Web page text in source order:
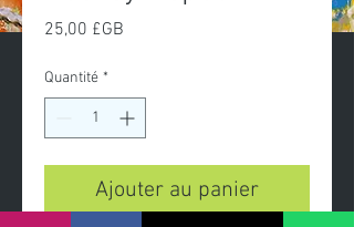
25,00 £GB
Quantité *
Ajouter au panier